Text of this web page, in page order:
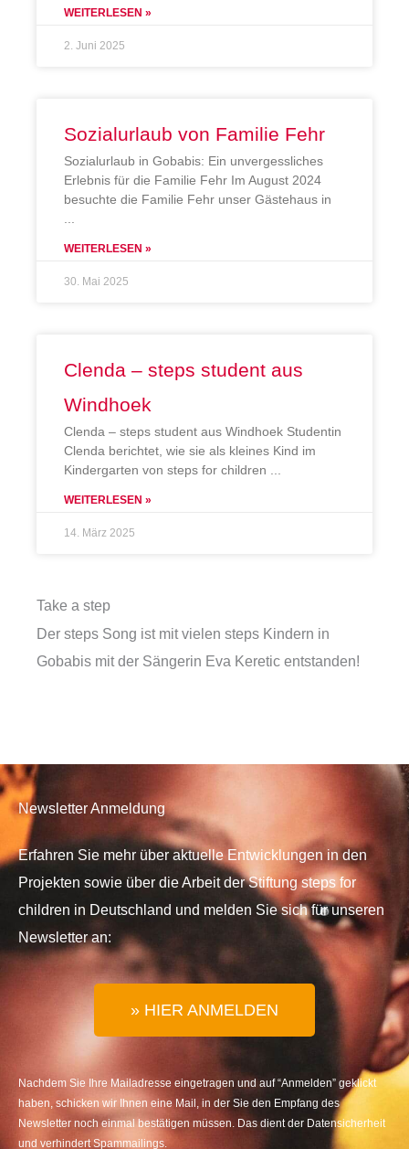
WEITERLESEN »
2. Juni 2025
Sozialurlaub von Familie Fehr
Sozialurlaub in Gobabis: Ein unvergessliches
Erlebnis für die Familie Fehr Im August 2024
besuchte die Familie Fehr unser Gästehaus in
WEITERLESEN »
30. Mai 2025
Clenda – steps student aus
Windhoek
Clenda – steps student aus Windhoek Studentin
Clenda berichtet, wie sie als kleines Kind im
Kindergarten von steps for children
WEITERLESEN »
14. März 2025
Take a step
Der steps Song ist mit vielen steps Kindern in
Gobabis mit der Sängerin Eva Keretic entstanden!
Newsletter Anmeldung
Erfahren Sie mehr über aktuelle Entwicklungen in den
Projekten sowie über die Arbeit der Stiftung steps for
children in Deutschland und melden Sie sich für unseren
Newsletter an:
» HIER ANMELDEN
Nachdem Sie Ihre Mailadresse eingetragen und auf “Anmelden” geklickt
haben, schicken wir Ihnen eine Mail, in der Sie den Empfang des
Newsletter noch einmal bestätigen müssen. Das dient der Datensicherheit
und verhindert Spammailings.